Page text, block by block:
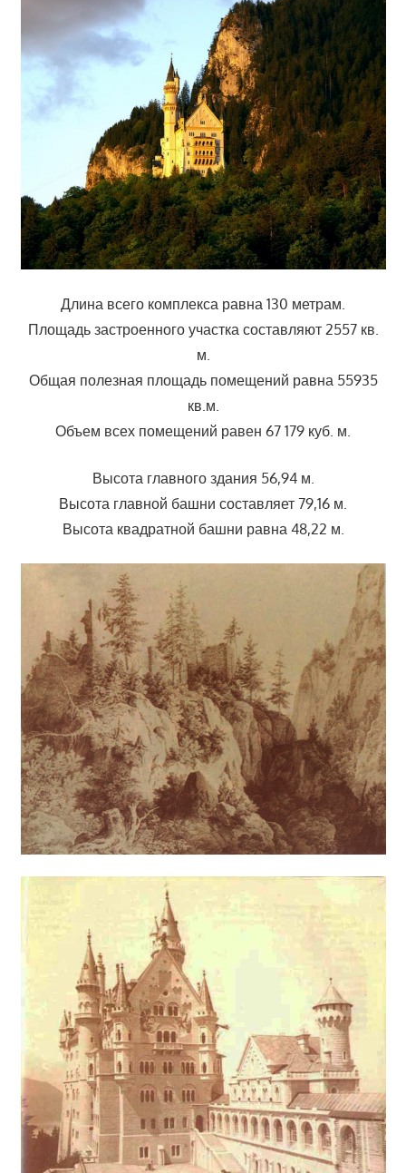
Длина всего комплекса равна 130 метрам.
Площадь застроенного участка составляют 2557 кв.
м.
Общая полезная площадь помещений равна 55935
кв.м.
Объем всех помещений равен 67 179 куб. м.
Высота главного здания 56,94 м.
Высота главной башни составляет 79,16 м.
Высота квадратной башни равна 48,22 м.